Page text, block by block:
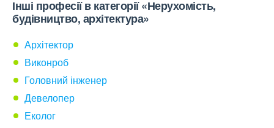
Інші професії в категорії «Нерухомість,
будівництво, архітектура»
Архітектор
Виконроб
Головний інженер
Девелопер
Еколог